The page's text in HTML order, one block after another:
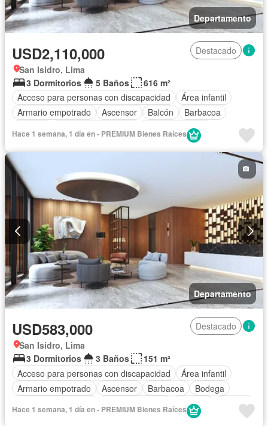
Departamento
USD2,110,000
Destacado
San Isidro, Lima
3 Dormitorios
5 Baños
616 m²
Acceso para personas con discapacidad
Área infantil
Armario empotrado
Ascensor Balcón
Barbacoa
Tanque de agua
Internet
Jardín
Vista panorámica
Wifi
Hace 1 semana, 1 día en - PREMIUM Bienes Raíces
Departamento
USD583,000
Destacado
San Isidro, Lima
3 Dormitorios
3 Baños
151 m²
Acceso para personas con discapacidad
Área infantil
Armario empotrado
Ascensor Barbacoa
Bodega
Cochera
Internet
Terraza
Hace 1 semana, 1 día en - PREMIUM Bienes Raíces